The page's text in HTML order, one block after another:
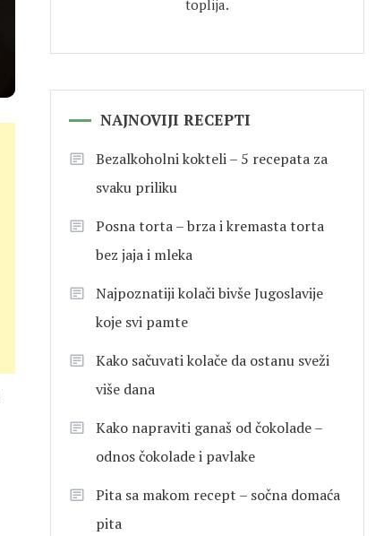
toplija.
NAJNOVIJI RECEPTI
Bezalkoholni kokteli – 5 recepata za
svaku priliku
Posna torta – brza i kremasta torta
bez jaja i mleka
Najpoznatiji kolači bivše Jugoslavije
koje svi pamte
Kako sačuvati kolače da ostanu sveži
više dana
Kako napraviti ganaš od čokolade –
odnos čokolade i pavlake
Pita sa makom recept – sočna domaća
pita